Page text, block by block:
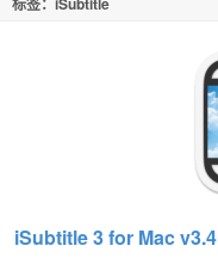
iSubtitle 3 for Mac